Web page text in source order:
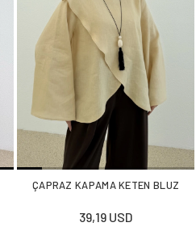
ÇAPRAZ KAPAMA KETEN BLUZ
39,19 USD